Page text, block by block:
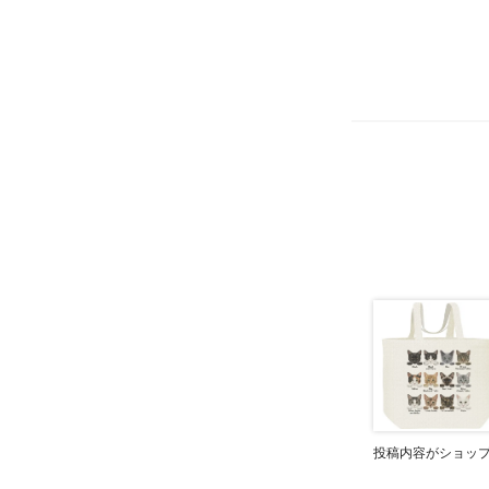
投稿内容がショッ